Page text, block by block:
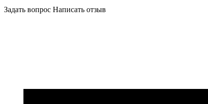
Задать вопрос Написать отзыв